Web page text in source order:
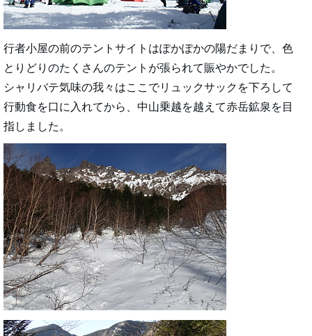
行者小屋の前のテントサイトはぽかぽかの陽だまりで、色
とりどりのたくさんのテントが張られて賑やかでした。
シャリバテ気味の我々はここでリュックサックを下ろして
行動食を口に入れてから、中山乗越を越えて赤岳鉱泉を目
指しました。